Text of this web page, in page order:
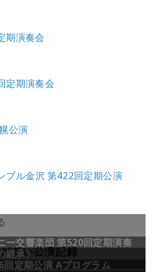
期演奏会
定期演奏会
公演
ブル金沢 第422回定期公演
多い公演記録